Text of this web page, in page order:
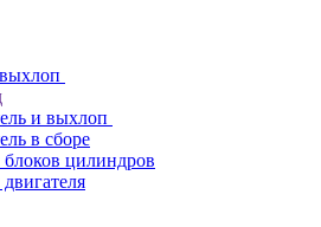
и выхлоп
в сборе
блоков цилиндров